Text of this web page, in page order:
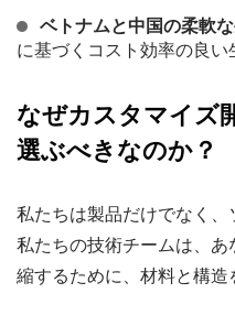
ベトナムと中国の柔軟な
に基づくコスト効率の良い
なぜカスタマイズ
選ぶべきなのか？
私たちは製品だけでなく、
私たちの技術チームは、あ
縮するために、材料と構造